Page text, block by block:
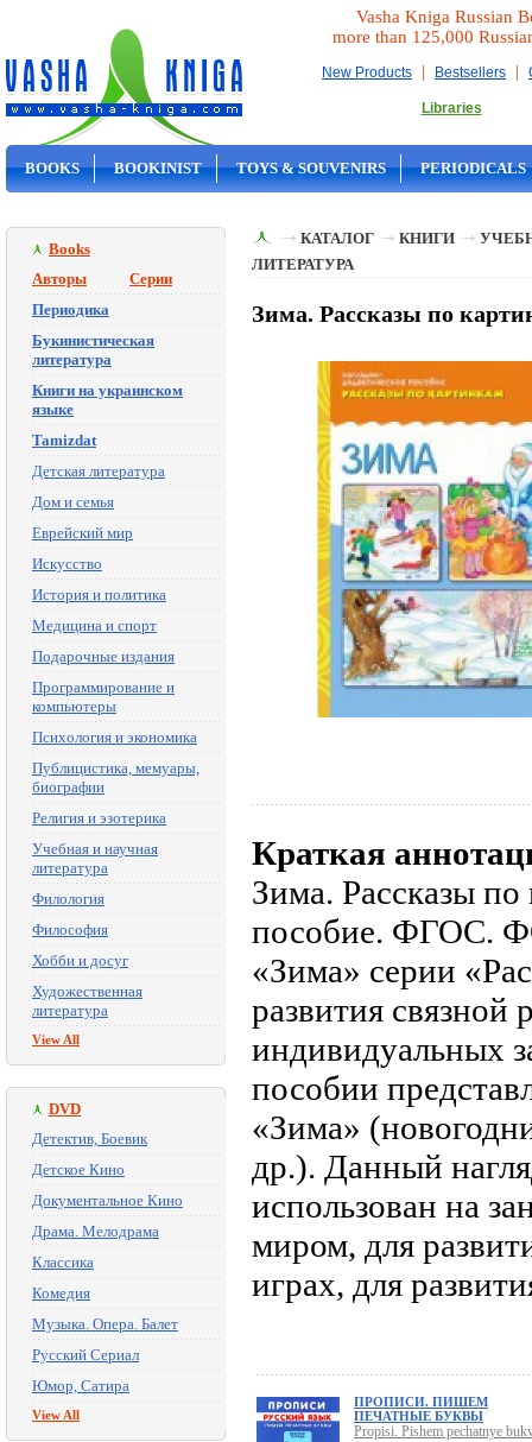
Vasha Kniga Russian
more than 125,000
New Products | Bestsellers |
Libraries
BOOKS BOOKINIST TOYS & SOUVENIRS PERIODICALS
Books
Авторы
Серии
Периодика
Букинистическая
литература
Книги на украинском
языке
Tamizdat
Детская литература
Дом и семья
Еврейский мир
Искусство
История и политика
Медицина и спорт
Подарочные издания
Программирование и
компьютеры
Психология и экономика
Публицистика, мемуары,
биографии
Религия и эзотерика
Учебная и научная
литература
Филология
Философия
Хобби и досуг
Художественная
литература
View All
DVD
Детектив, Боевик
Детское Кино
Документальное Кино
Драма. Мелодрама
Классика
Комедия
Музыка. Опера. Балет
Русский Сериал
Юмор, Сатира
View All
КАТАЛОГ КНИГИ
ЛИТЕРАТУРА
Зима. Рассказы по
Краткая
Зима. Рассказы
пособие. ФГОС.
«Зима» серии
развития связной
индивидуальных
пособии
«Зима»
др.). Данный
использован на
миром, для
играх, для
ПРОПИСИ. ПИШЕМ
ПЕЧАТНЫЕ БУКВЫ
Propisi. Pishem pechatnye